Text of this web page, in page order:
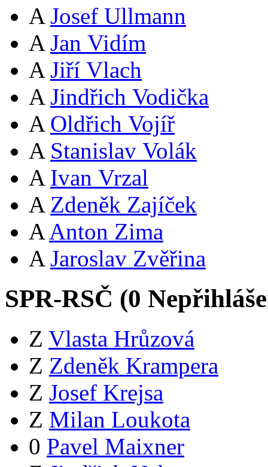
A Josef Ullmann
A Jan Vidím
A Jiří Vlach
A Jindřich Vodička
A Oldřich Vojíř
A Stanislav Volák
A Ivan Vrzal
A Zdeněk Zajíček
A Anton Zima
A Jaroslav Zvěřina
SPR-RSČ (0
Z Vlasta Hrůzová
Z Zdeněk Krampera
Z Josef Krejsa
Z Milan Loukota
0 Pavel Maixner